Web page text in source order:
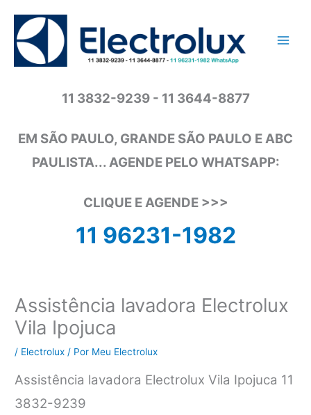
conteúdo
11 3832-9239 - 11 3644-8877
EM SÃO PAULO, GRANDE SÃO PAULO E ABC
PAULISTA... AGENDE PELO WHATSAPP:
CLIQUE E AGENDE >>>
11 96231-1982
Assistência lavadora Electrolux
Vila Ipojuca
/ Electrolux / Por Meu Electrolux
Assistência lavadora Electrolux Vila Ipojuca 11
3832-9239